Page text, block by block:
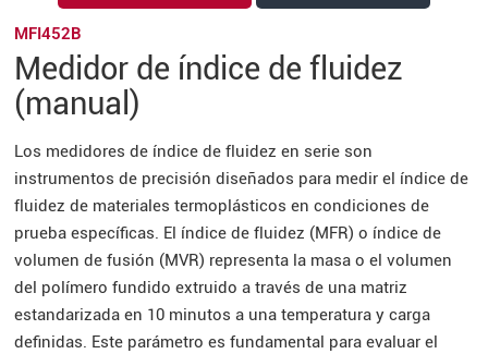
MFI452B
Medidor de índice de fluidez
(manual)
Los medidores de índice de fluidez en serie son
instrumentos de precisión diseñados para medir el índice de
fluidez de materiales termoplásticos en condiciones de
prueba específicas. El índice de fluidez (MFR) o índice de
volumen de fusión (MVR) representa la masa o el volumen
del polímero fundido extruido a través de una matriz
estandarizada en 10 minutos a una temperatura y carga
definidas. Este parámetro es fundamental para evaluar el